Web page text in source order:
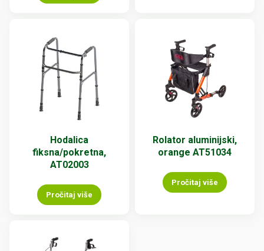
Hodalica
fiksna/pokretna,
AT02003
Pročitaj više
Rolator aluminijski,
orange AT51034
Pročitaj više